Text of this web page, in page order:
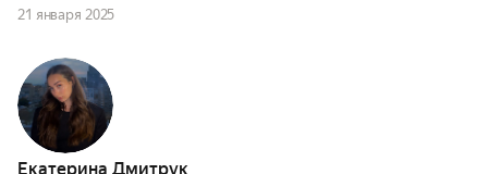
21 января 2025
Екатерина Дмитрук